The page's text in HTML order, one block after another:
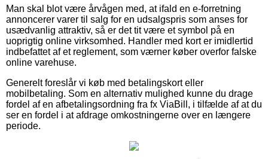
Man skal blot være årvågen med, at ifald en e-forretning
annoncerer varer til salg for en udsalgspris som anses for
usædvanlig attraktiv, så er det tit være et symbol på en
uoprigtig online virksomhed. Handler med kort er imidlertid
indbefattet af et reglement, som værner køber overfor falske
online varehuse.
Generelt foreslår vi køb med betalingskort eller
mobilbetaling. Som en alternativ mulighed kunne du drage
fordel af en afbetalingsordning fra fx ViaBill, i tilfælde af at du
ser en fordel i at afdrage omkostningerne over en længere
periode.